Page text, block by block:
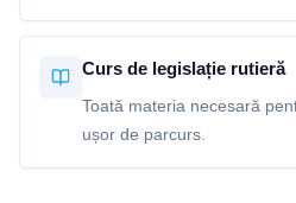
Curs de legislație rutieră
Toată materia necesară
ușor de parcurs.